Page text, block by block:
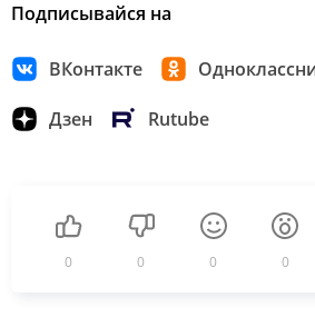
Подписывайся на
ВКонтакте
Дзен Rutube
0 0 0 0